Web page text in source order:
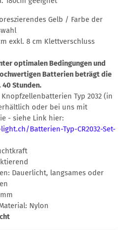
Gelb / Farbe der
exkl. 8 cm Klettverschluss
optimalen Bedingungen und
Batterien beträgt die
Stunden.
Typ 2032 (in
oder bei uns mit
- siehe Link hier:
Batterien-Typ-CR2032-Set-
Dauerlicht, langsames oder
Nylon